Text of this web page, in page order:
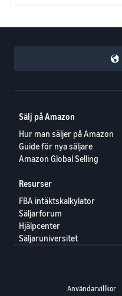
Sälj på Amazon
Hur man säljer på Amazon
Guide för nya säljare
Amazon Global Selling
Resurser
FBA intäktskalkylator
Säljarforum
Hjälpcenter
Säljaruniversitet
Användarvillkor